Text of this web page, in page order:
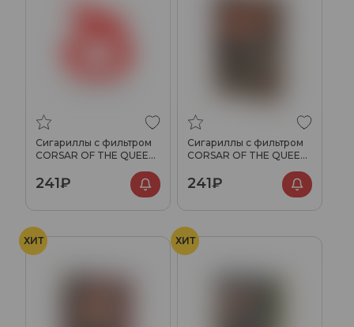
Сигариллы с фильтром
CORSAR OF THE QUEEN
241₽
Сигариллы с фильтром
CORSAR OF THE QUEEN
241₽
ХИТ ХИТ